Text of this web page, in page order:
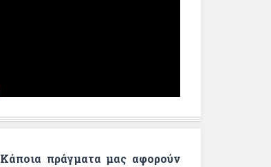
Κάποια πράγματα μας αφορούν